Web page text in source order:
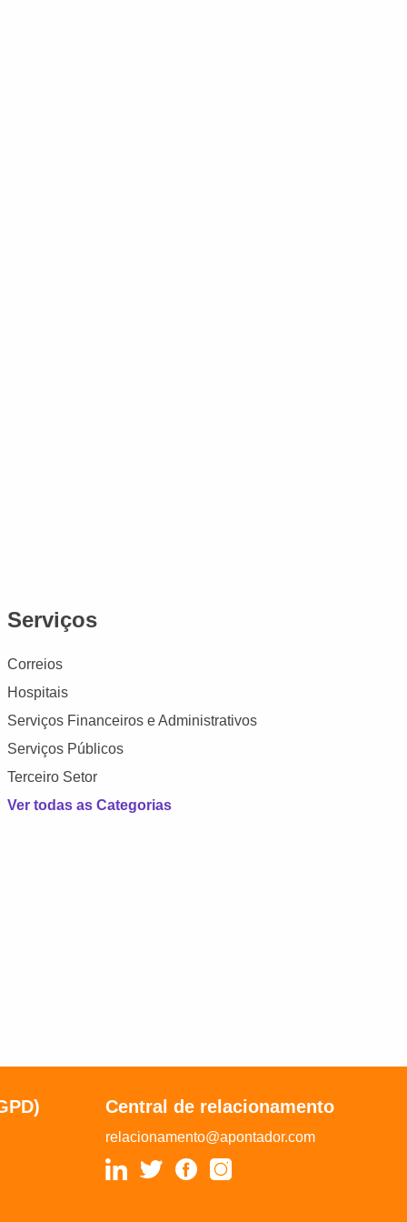
Serviços
Correios
Hospitais
Serviços Financeiros e Administrativos
Serviços Públicos
Terceiro Setor
Ver todas as Categorias
Central de relacionamento
relacionamento@apontador.com